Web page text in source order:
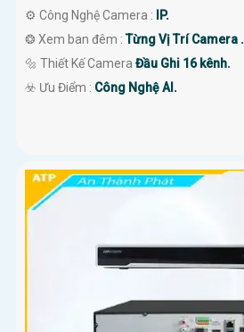
⚙ Công Nghệ Camera :
IP.
❂ Xem ban đêm :Từng Vị Trí Camera .
🔩 Thiết Kế Camera Đầu Ghi 16 kênh.
️☣️ Ưu Điểm : Công Nghệ AI.